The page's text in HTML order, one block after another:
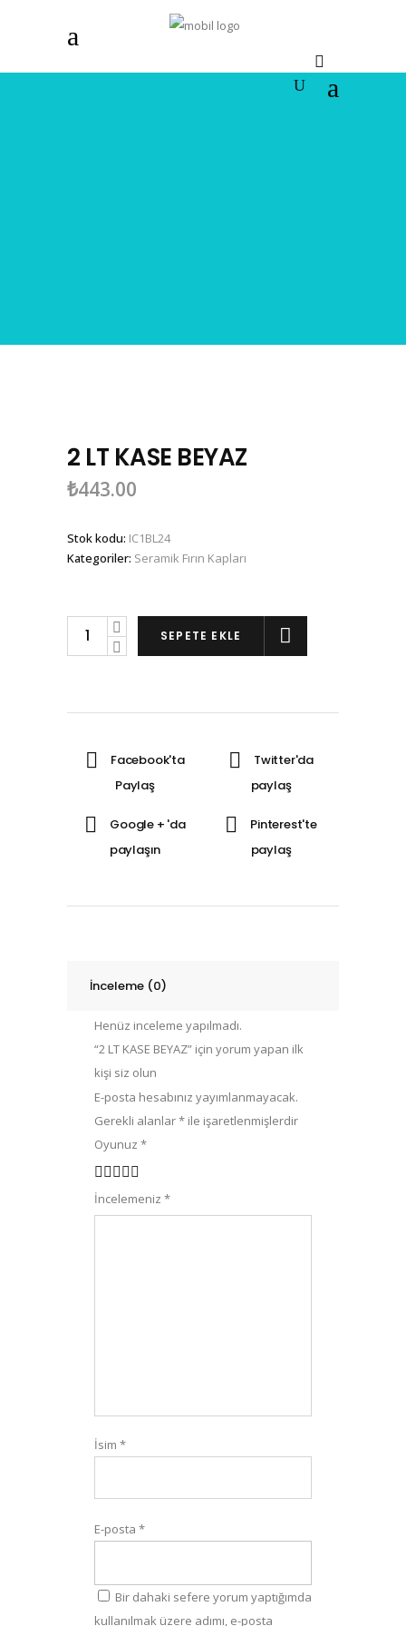
2 LT KASE BEYAZ
₺443.00
Stok kodu: IC1BL24
Kategoriler: Seramik Fırın Kapları
LT
SEPETE EKLE
İnceleme (0)
Henüz inceleme yapılmadı.
“2 LT KASE BEYAZ” için yorum yapan ilk
kişi siz olun
E-posta hesabınız yayımlanmayacak.
Gerekli alanlar* ile işaretlenmişlerdir
Oyunuz *
1
2
3
4
5
İncelemeniz *
İsim *
E-posta *
Bir dahaki sefere yorum yaptığımda
kullanılmak üzere adımı, e-posta